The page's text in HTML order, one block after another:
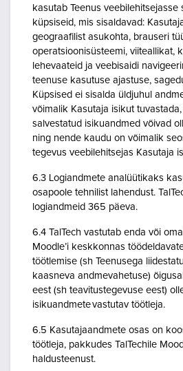
kasutab Teenus veebilehitsejasse
küpsiseid, mis sisaldavad:
geograafilist asukohta, brauseri
operatsioonisüsteemi, viiteallikat,
lehevaateid ja veebisaidi
teenuse kasutuse ajastuse,
Küpsised ei sisalda üldjuhul
võimalik Kasutaja isikut
salvestatud isikuandmed võivad
ning nende kaudu on võimalik
tegevus veebilehitsejas Kasutaja
6.3 Logiandmete analüütikaks
osapoole tehnilist lahendust.
logiandmeid 365 päeva.
6.4 TalTech vastutab enda või
Moodle’i keskkonnas
töötlemise (sh Teenusega
kaasneva andmevahetuse)
eest (sh teavitustegevuse eest)
isikuandmete vastutav töötleja.
6.5 Kasutajaandmete osas on
töötleja, pakkudes TalTechile
haldusteenust.